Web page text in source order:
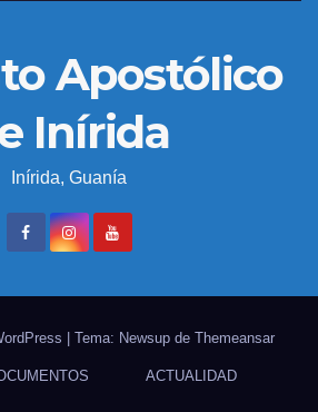
Apostólico
Inírida
Inírida, Guanía
Tema: Newsup de Themeansar
ACTUALIDAD